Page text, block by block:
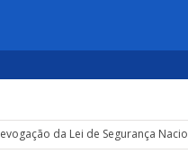
da Lei de Segurança